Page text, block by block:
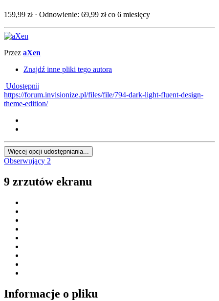
159,99 zł · Odnowienie: 69,99 zł co 6 miesięcy
Przez aXen
Znajdź inne pliki tego autora
Udostępnij
https://forum.invisionize.pl/files/file/794-dark-light-fluent-design-
theme-edition/
Więcej opcji udostępniania...
Obserwujący 2
9 zrzutów ekranu
Informacje o pliku